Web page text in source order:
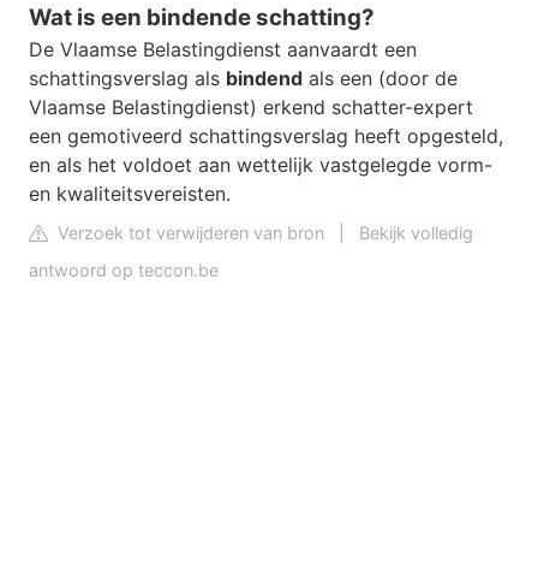
Wat is een bindende schatting?
De Vlaamse Belastingdienst aanvaardt een
schattingsverslag als bindend als een (door de
Vlaamse Belastingdienst) erkend schatter-expert
een gemotiveerd schattingsverslag heeft opgesteld,
en als het voldoet aan wettelijk vastgelegde vorm-
en kwaliteitsvereisten.
Verzoek tot verwijderen van bron
Bekijk volledig
antwoord op teccon.be